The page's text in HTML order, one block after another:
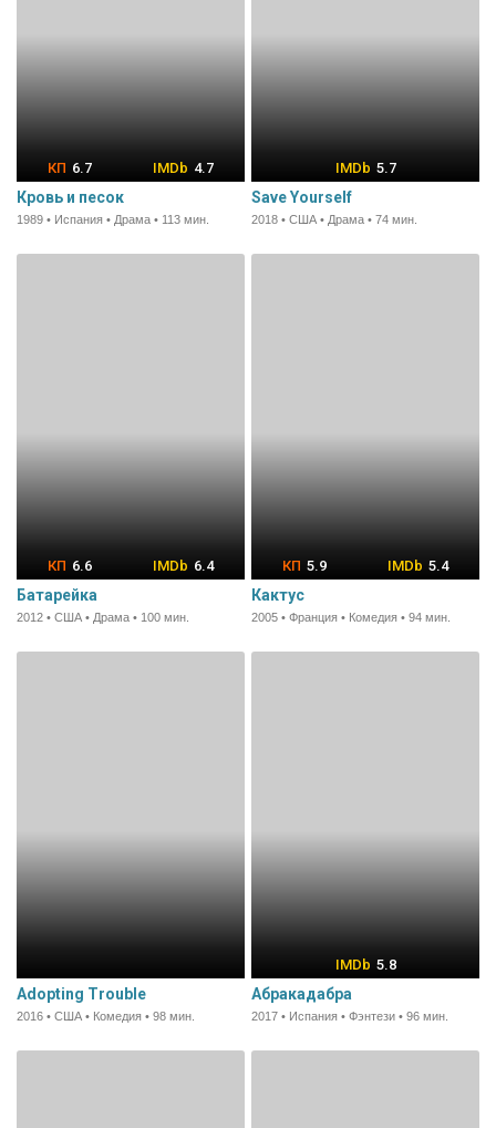
6.7 4.7
Кровь и песок
1989 • Испания • Драма • 113 мин.
5.7
Save Yourself
2018 • США • Драма • 74 мин.
6.6 6.4
Батарейка
2012 • США • Драма • 100 мин.
5.9 5.4
Кактус
2005 • Франция • Комедия • 94 мин.
Adopting Trouble
2016 • США • Комедия • 98 мин.
5.8
Абракадабра
2017 • Испания • Фэнтези • 96 мин.